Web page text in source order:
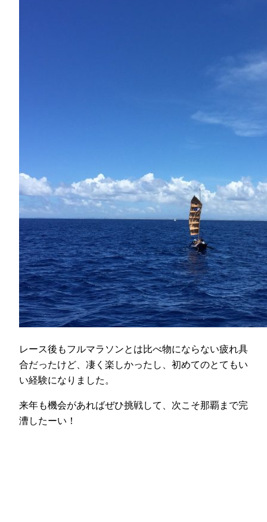
レース後もフルマラソンとは比べ物にならない疲れ具
合だったけど、凄く楽しかったし、初めてのとてもい
い経験になりました。
来年も機会があればぜひ挑戦して、次こそ那覇まで完
漕したーい！